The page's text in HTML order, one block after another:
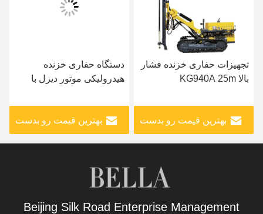
تجهیزات حفاری خزنده فشار
بالا KG940A 25m
بهترین قیمت رو بدست
دستگاه حفاری خزنده
هیدرولیکی موتور دیزل با
بهترین قیمت رو بدست
Beijing Silk Road Enterprise Management